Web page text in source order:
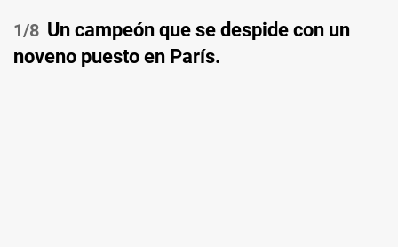
/8 Un campeón que se despide con un
noveno puesto en París.